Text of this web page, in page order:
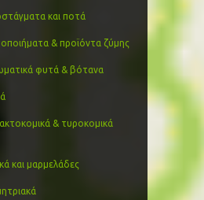
και ποτά
& προϊόντα ζύμης
φυτά & βότανα
& τυροκομικά
και μαρμελάδες